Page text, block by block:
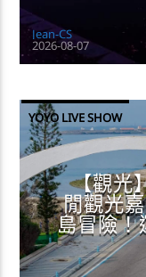
Jean-CS
2026-08-07
YOYO LIVE SHOW
【觀光
閒觀光
島冒險！